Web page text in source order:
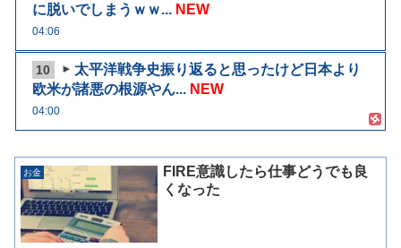
に脱いでしまうｗｗ... NEW
04:06
10
太平洋戦争史振り返ると思ったけど日本より
欧米が諸悪の根源やん... NEW
04:00
お金
FIRE意識したら仕事どうでも良
くなった